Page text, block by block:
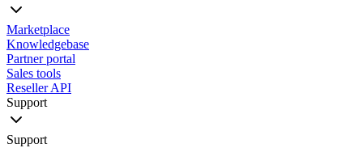
Marketplace
Knowledgebase
Partner portal
Sales tools
Reseller API
Support
Support